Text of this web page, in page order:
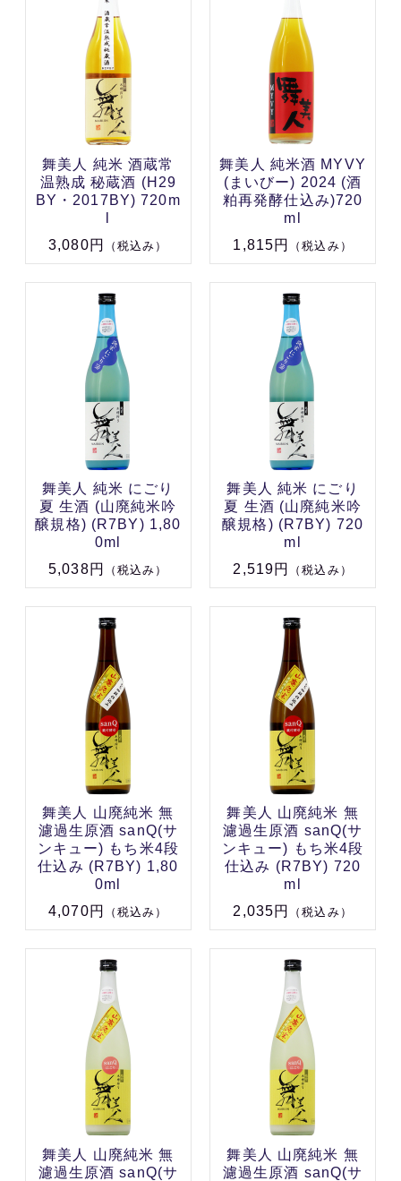
舞美人 純米 酒蔵常
温熟成 秘蔵酒 (H29
BY・2017BY) 720m
3,080円
（税込み）
舞美人 純米酒 MYVY
(まいびー) 2024 (酒
粕再発酵仕込み)720
ml
1,815円
（税込み）
舞美人 純米 にごり
夏 生酒 (山廃純米吟
醸規格) (R7BY) 1,80
0ml
5,038円
（税込み）
舞美人 純米 にごり
夏 生酒 (山廃純米吟
醸規格) (R7BY) 720
ml
2,519円
（税込み）
舞美人 山廃純米 無
濾過生原酒 sanQ(サ
ンキュー) もち米4段
仕込み (R7BY) 1,80
0ml
4,070円
（税込み）
舞美人 山廃純米 無
濾過生原酒 sanQ(サ
ンキュー) もち米4段
仕込み (R7BY) 720
ml
2,035円
（税込み）
舞美人 山廃純米 無
濾過生原酒 sanQ(サ
舞美人 山廃純米 無
濾過生原酒 sanQ(サ